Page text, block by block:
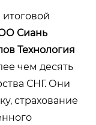
Сиань
Технология
чем десять
СНГ. Они
страхование